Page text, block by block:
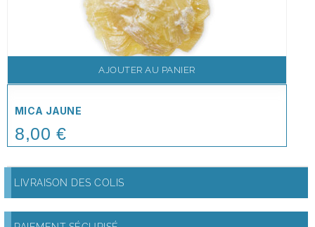
AJOUTER AU PANIER
MICA JAUNE
Price
8,00 €
LIVRAISON DES COLIS